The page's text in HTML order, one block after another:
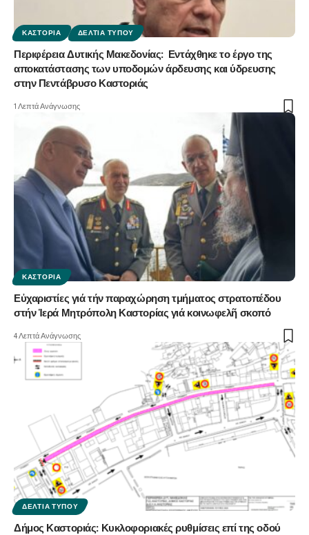
ΚΑΣΤΟΡΙΆ ΔΕΛΤΊΑ ΤΎΠΟΥ
Περιφέρεια Δυτικής Μακεδονίας: Εντάχθηκε το έργο της
αποκατάστασης των υποδομών άρδευσης και ύδρευσης
στην Πεντάβρυσο Καστοριάς
1 Λεπτά Ανάγνωσης
ΚΑΣΤΟΡΙΆ
Εὐχαριστίες γιά τήν παραχώρηση τμήματος στρατοπέδου
στήν Ἱερά Μητρόπολη Καστορίας γιά κοινωφελῆ σκοπό
4 Λεπτά Ανάγνωσης
ΔΕΛΤΊΑ ΤΎΠΟΥ
Δήμος Καστοριάς: Κυκλοφοριακές ρυθμίσεις επί της οδού